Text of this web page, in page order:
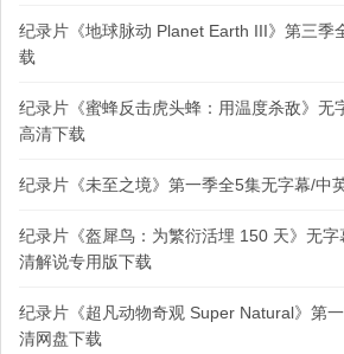
纪录片《地球脉动 Planet Earth III》第三季
载
纪录片《蜜蜂反击虎头蜂：用温度杀敌》无
高清下载
纪录片《未至之境》第一季全5集无字幕/中
纪录片《盔犀鸟：为繁衍活埋 150 天》无
清解说专用版下载
纪录片《超凡动物奇观 Super Natural》第
清网盘下载